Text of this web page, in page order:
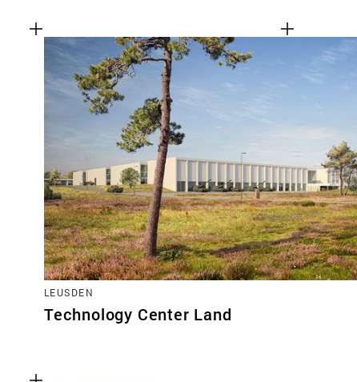
LEUSDEN
Technology Center Land